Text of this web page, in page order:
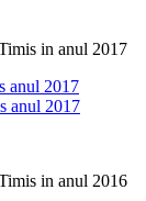
in anul 2017
anul 2017
anul 2017
in anul 2016